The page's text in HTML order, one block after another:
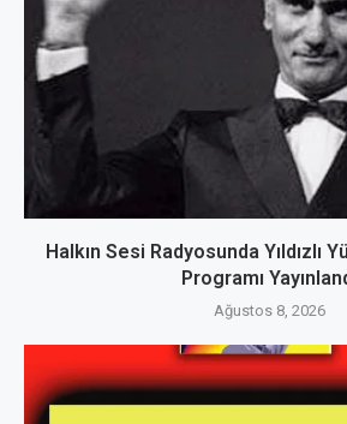
Halkın Sesi Radyosunda Yıldızlı
Programı
Ağustos 8, 2026